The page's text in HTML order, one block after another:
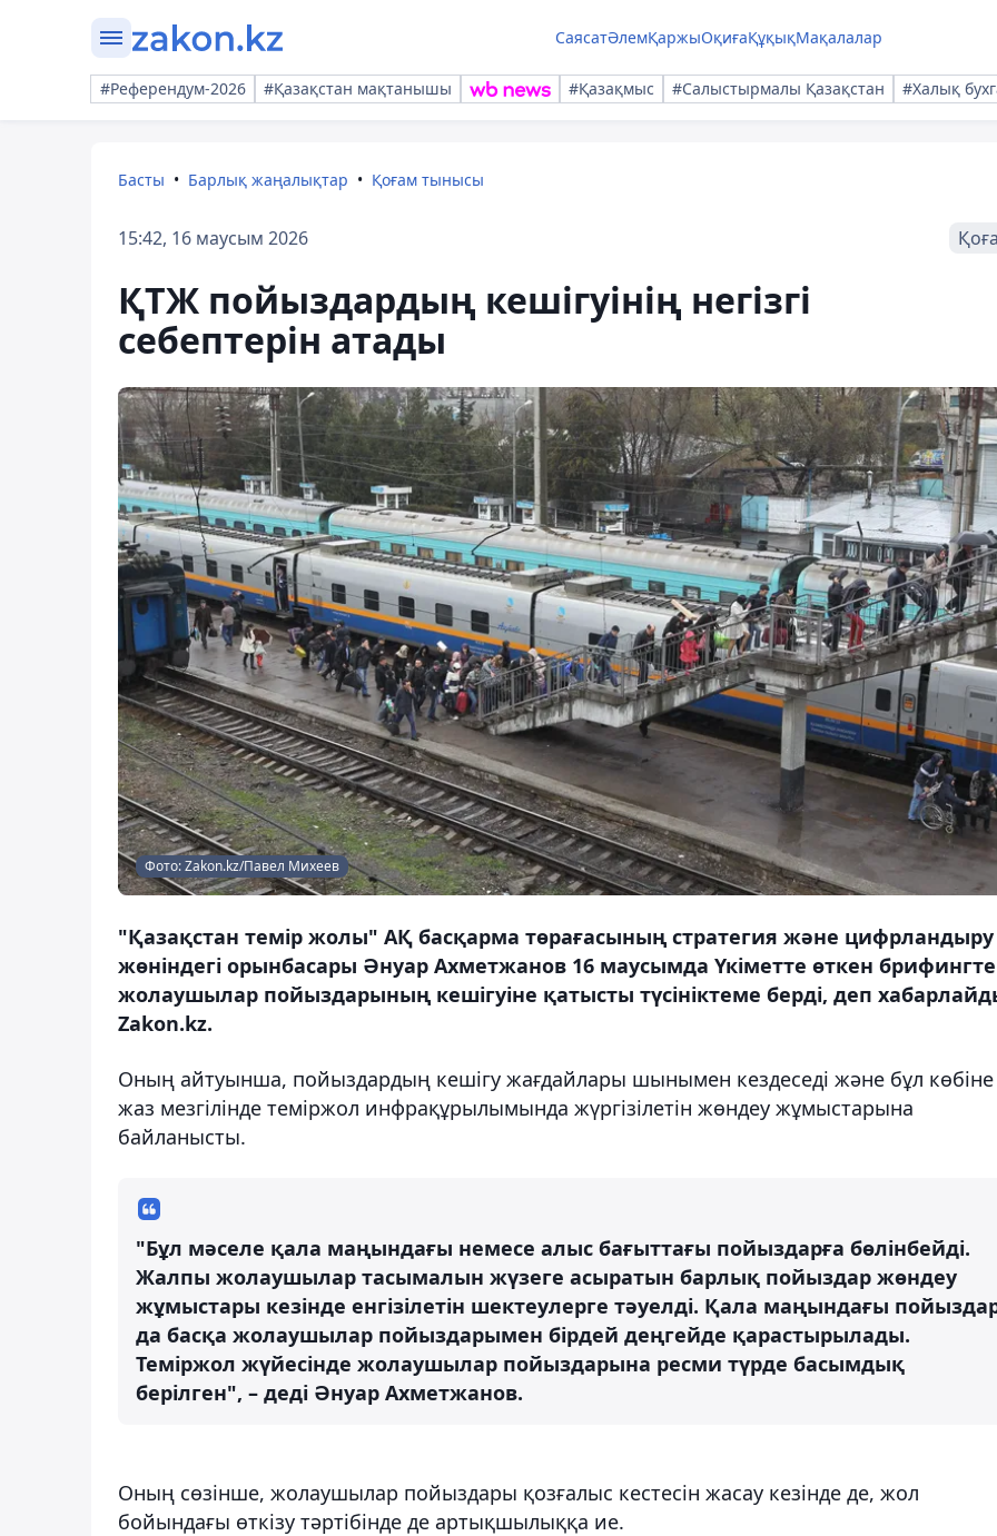
СаясатӘлемҚаржыОқиғаҚұқықМақалалар
#Референдум-2026 #Қазақстан мақтанышы #Қазақмыс #Салыстырмалы Қазақстан #Халық
Басты Барлық жаңалықтар Қоғам тынысы
15:42, 16 маусым 2026
ҚТЖ пойыздардың кешігуінің негізгі
себептерін атады
Фото: Zakon.kz/Павел Михеев
"Қазақстан темір жолы" АҚ басқарма төрағасының стратегия және цифрландыру
жөніндегі орынбасары Әнуар Ахметжанов 16 маусымда Үкіметте өткен брифингте
жолаушылар пойыздарының кешігуіне қатысты түсініктеме берді, деп
Zakon.kz.
Оның айтуынша, пойыздардың кешігу жағдайлары шынымен кездеседі және бұл көбіне
жаз мезгілінде теміржол инфрақұрылымында жүргізілетін жөндеу жұмыстарына
байланысты.
"Бұл мәселе қала маңындағы немесе алыс бағыттағы пойыздарға бөлінбейді.
Жалпы жолаушылар тасымалын жүзеге асыратын барлық пойыздар жөндеу
жұмыстары кезінде енгізілетін шектеулерге тәуелді. Қала маңындағы
да басқа жолаушылар пойыздарымен бірдей деңгейде қарастырылады.
Теміржол жүйесінде жолаушылар пойыздарына ресми түрде басымдық
берілген", – деді Әнуар Ахметжанов.
Оның сөзінше, жолаушылар пойыздары қозғалыс кестесін жасау кезінде де, жол
бойындағы өткізу тәртібінде де артықшылыққа ие.